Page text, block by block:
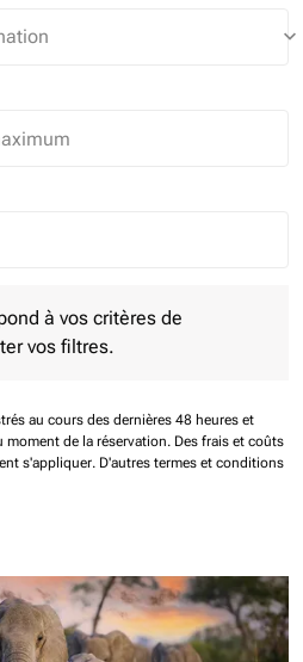
keyboard_arrow_down
trip Selected
à vos critères de
vos filtres.
au cours des dernières 48 heures et
moment de la réservation. Des frais et coûts
s'appliquer. D'autres termes et conditions